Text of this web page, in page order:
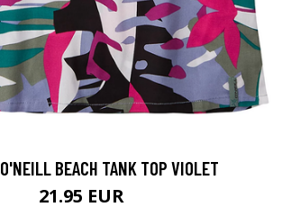
O'NEILL BEACH TANK TOP VIOLET
21.95 EUR